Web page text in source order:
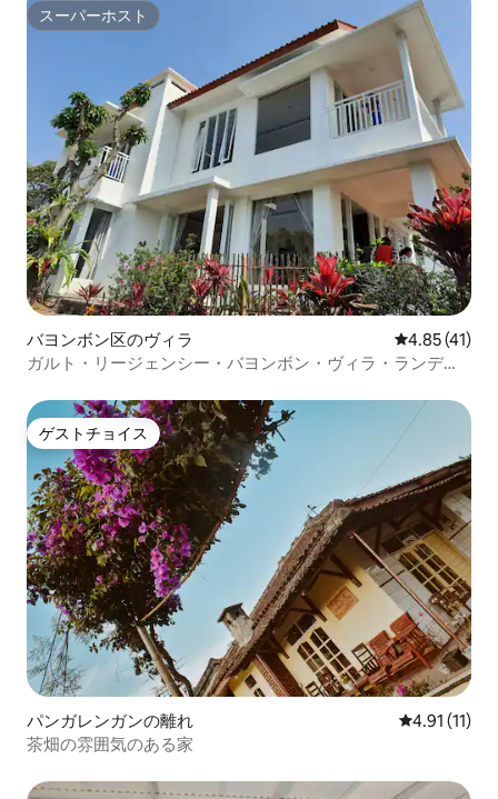
スーパーホスト
スーパーホスト
バヨンボン区のヴィラ レビュー41
4.85 (41)
ガルト・リージェンシー・バヨンボン・ヴィラ・ランディ
ゲストチョイス
ゲストチョイス
パンガレンガンの離れ レビュー11
4.91 (11)
茶畑の雰囲気のある家